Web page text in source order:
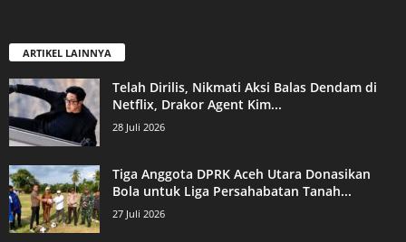
ARTIKEL LAINNYA
Telah Dirilis, Nikmati Aksi Balas Dendam di
Netflix, Drakor Agent Kim...
28 Juli 2026
Tiga Anggota DPRK Aceh Utara Donasikan
Bola untuk Liga Persahabatan Tanah...
27 Juli 2026